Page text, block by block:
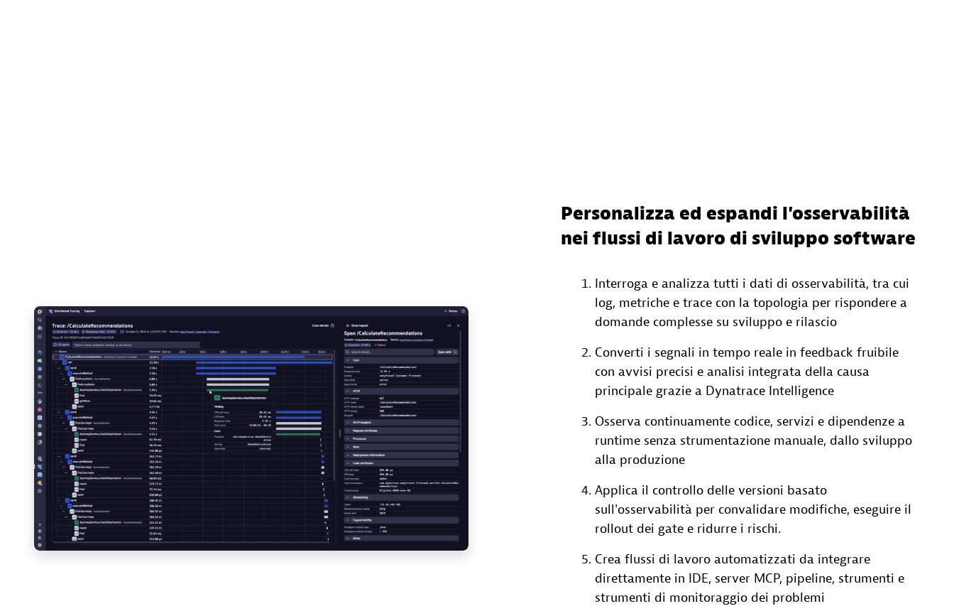
Personalizza ed espandi l'osservabilità
nei flussi di lavoro di sviluppo software
Interroga e analizza tutti i dati di osservabilità, tra cui
log, metriche e trace con la topologia per rispondere a
domande complesse su sviluppo e rilascio
Converti i segnali in tempo reale in feedback fruibile
con avvisi precisi e analisi integrata della causa
principale grazie a Dynatrace Intelligence
Osserva continuamente codice, servizi e dipendenze a
runtime senza strumentazione manuale, dallo sviluppo
alla produzione
Applica il controllo delle versioni basato
sull'osservabilità per convalidare modifiche, eseguire il
rollout dei gate e ridurre i rischi.
Crea flussi di lavoro automatizzati da integrare
direttamente in IDE, server MCP, pipeline, strumenti e
strumenti di monitoraggio dei problemi